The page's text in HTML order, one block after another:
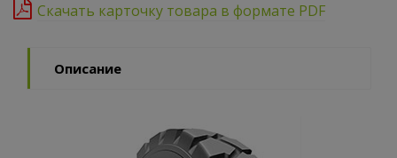
Скачать карточку товара в формате PDF
Описание